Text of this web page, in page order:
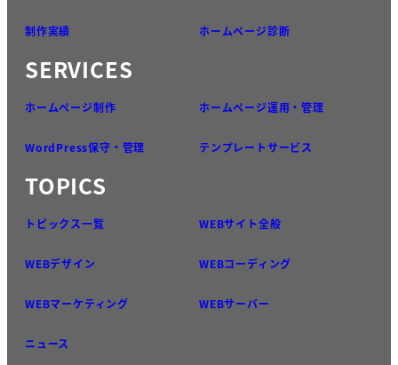
制作実績 ホームページ診断
SERVICES
ホームページ制作 ホームページ運用・管理
WordPress保守・管理 テンプレートサービス
TOPICS
トピックス一覧 WEBサイト全般
WEBデザイン WEBコーディング
WEBマーケティング WEBサーバー
ニュース